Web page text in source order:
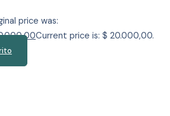
price was:
Current price is: $ 20.000,00.